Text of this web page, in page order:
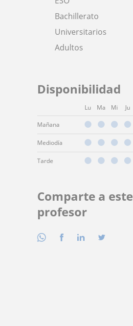
Bachillerato
Universitarios
Adultos
Disponibilidad
Lu Ma Mi Ju
Mañana
Mediodía
Tarde
Comparte a este
profesor